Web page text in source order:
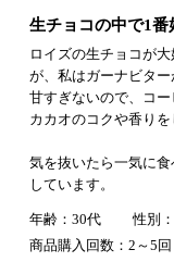
生チョコの中で1番
ロイズの生チョコが
が、私はガーナビター
甘すぎないので、コー
カカオのコクや香りを
気を抜いたら一気に
しています。
年齢：30代
性別
商品購入回数：2～5回